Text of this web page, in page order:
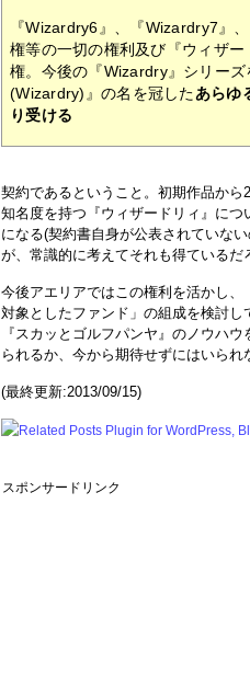
『Wizardry6』、『Wizardry7』
権等の一切の権利及び『ウィザ
権。今後の『Wizardry』シリー
(Wizardry)』の名を冠したあらゆ
り受ける
契約であるということ。初期作品か
知名度を持つ『ウィザードリィ』に
になる(契約書自身が公表されていな
が、常識的に考えてそれも得ているだ
今後アエリアではこの権利を活かし
対象としたファンド」の組成を検討
『スカッとゴルフパンヤ』のノウハ
られるか、今から期待せずにはいられ
(最終更新:2013/09/15)
スポンサードリンク